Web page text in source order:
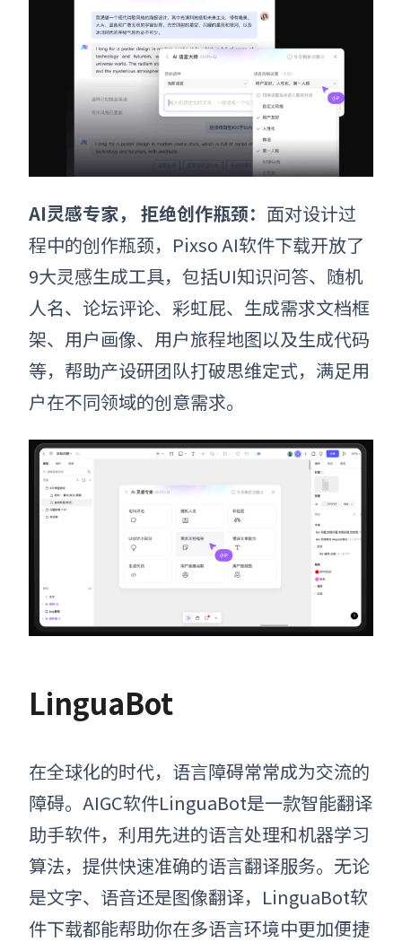
AI灵感专家， 拒绝创作瓶颈： 面对设计过
程中的创作瓶颈，Pixso AI软件下载开放了
9大灵感生成工具，包括UI知识问答、随机
人名、论坛评论、彩虹屁、生成需求文档框
架、用户画像、用户旅程地图以及生成代码
等，帮助产设研团队打破思维定式，满足用
户在不同领域的创意需求。
LinguaBot
在全球化的时代，语言障碍常常成为交流的
障碍。AIGC软件LinguaBot是一款智能翻译
助手软件，利用先进的语言处理和机器学习
算法，提供快速准确的语言翻译服务。无论
是文字、语音还是图像翻译，LinguaBot软
件下载都能帮助你在多语言环境中更加便捷